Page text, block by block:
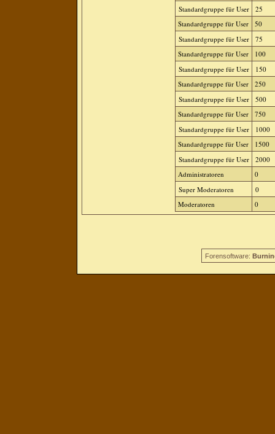
Standardgruppe für User
25
Standardgruppe für User
50
Standardgruppe für User
75
Standardgruppe für User
100
Standardgruppe für User
150
Standardgruppe für User
250
Standardgruppe für User
500
Standardgruppe für User
750
Standardgruppe für User
1000
Standardgruppe für User
1500
Standardgruppe für User
2000
Administratoren
0
Super Moderatoren
0
Moderatoren
0
Forensoftware: